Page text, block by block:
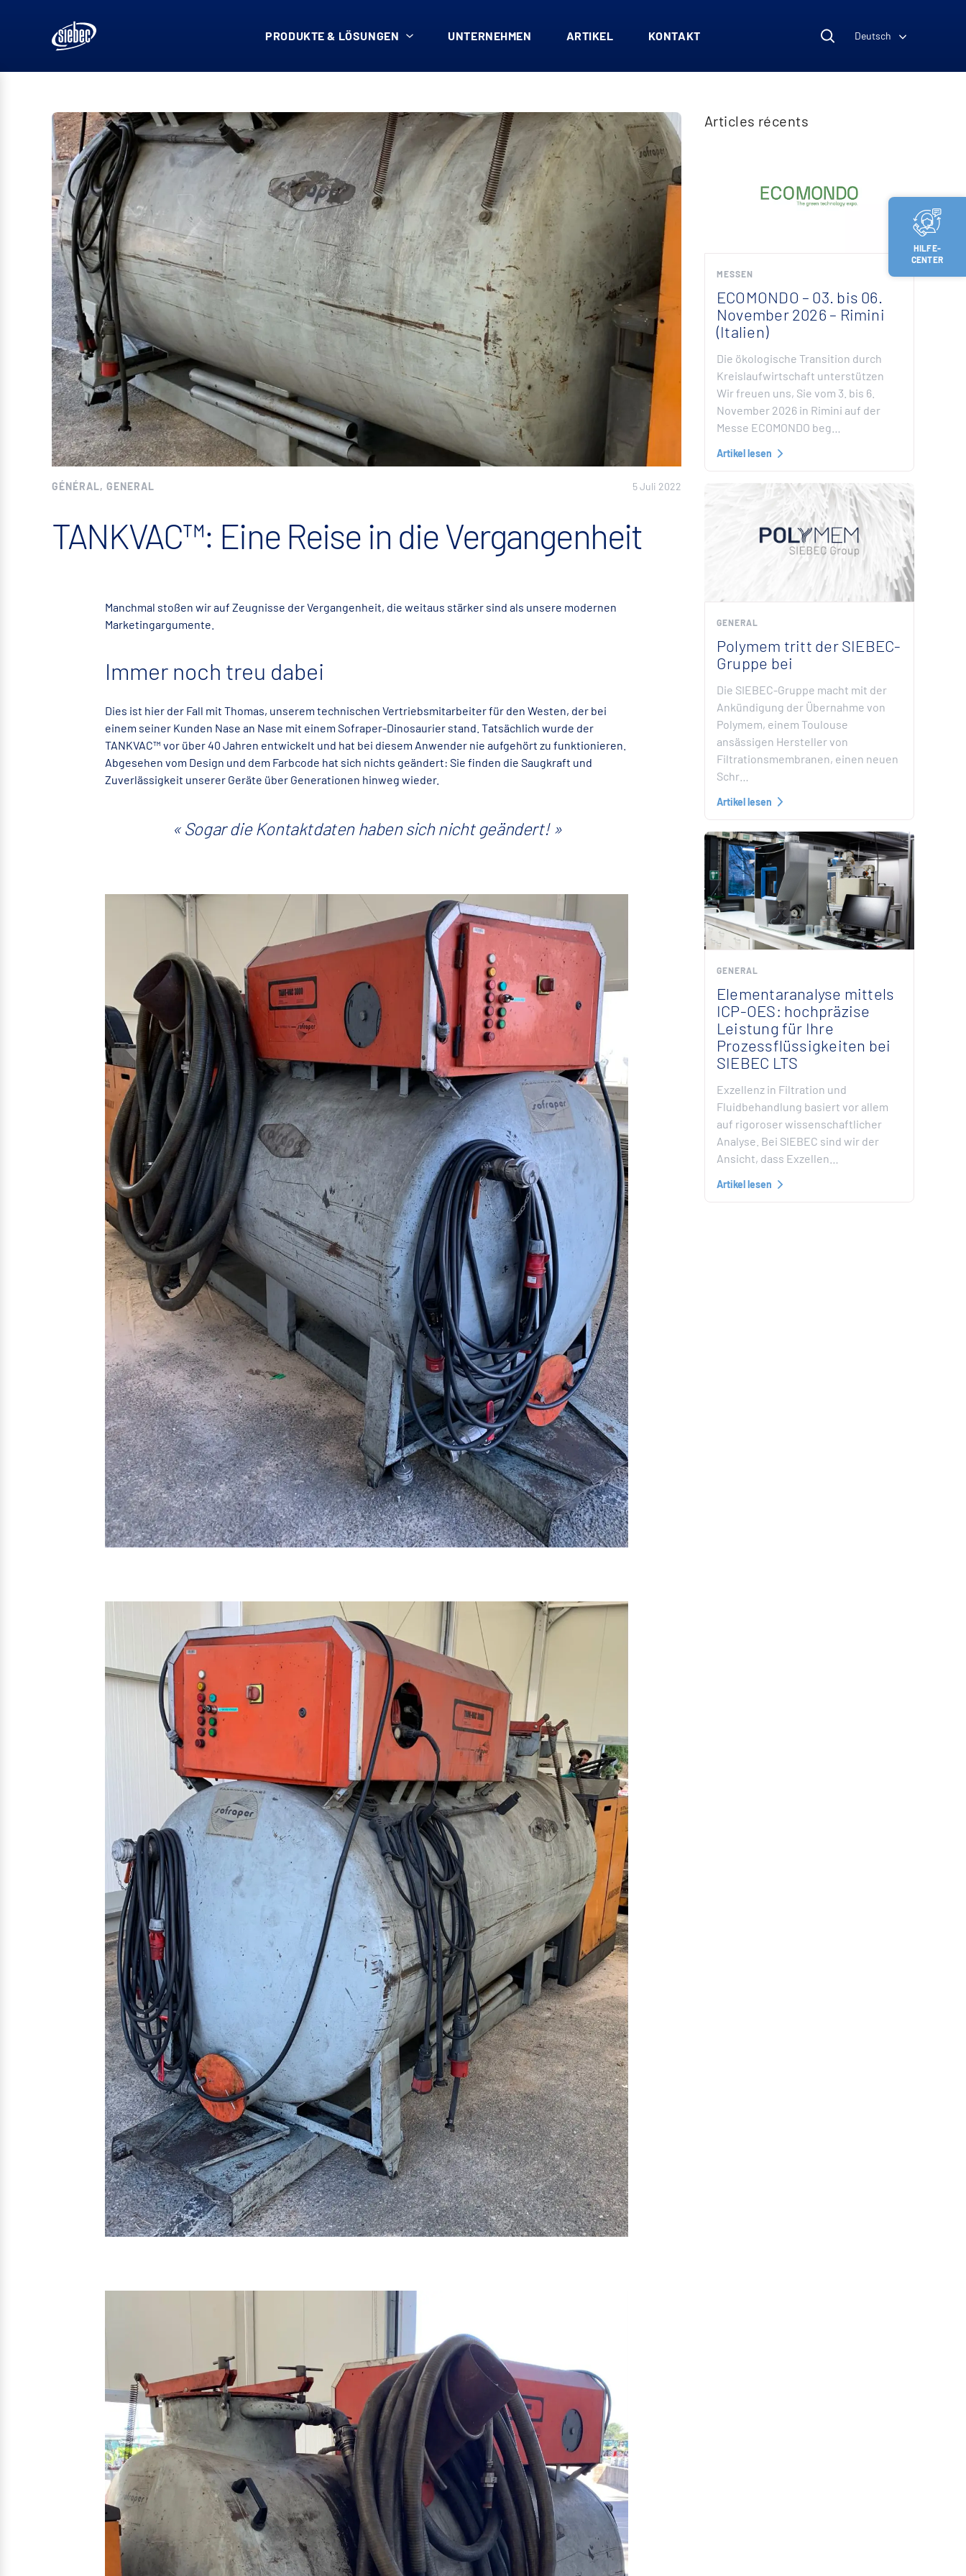
HILFE-
CENTER
PRODUKTE & LÖSUNGEN UNTERNEHMEN ARTIKEL KONTAKT Deutsch
GÉNÉRAL, GENERAL 5 Juli 2022
TANKVAC™: Eine Reise in die Vergangenheit
Manchmal stoßen wir auf Zeugnisse der Vergangenheit, die weitaus stärker sind als unsere modernen
Marketingargumente.
Immer noch treu dabei
Dies ist hier der Fall mit Thomas, unserem technischen Vertriebsmitarbeiter für den Westen, der bei
einem seiner Kunden Nase an Nase mit einem Sofraper-Dinosaurier stand. Tatsächlich wurde der
TANKVAC™ vor über 40 Jahren entwickelt und hat bei diesem Anwender nie aufgehört zu funktionieren.
Abgesehen vom Design und dem Farbcode hat sich nichts geändert: Sie finden die Saugkraft und
Zuverlässigkeit unserer Geräte über Generationen hinweg wieder.
Sogar die Kontaktdaten haben sich nicht geändert!
Articles récents
MESSEN
ECOMONDO – 03. bis 06.
November 2026 – Rimini
(Italien)
Die ökologische Transition durch
Kreislaufwirtschaft unterstützen
Wir freuen uns, Sie vom 3. bis 6.
November 2026 in Rimini auf der
Messe ECOMONDO beg…
Artikel lesen
GENERAL
Polymem tritt der SIEBEC-
Gruppe bei
Die SIEBEC-Gruppe macht mit der
Ankündigung der Übernahme von
Polymem, einem Toulouse
ansässigen Hersteller von
Filtrationsmembranen, einen neuen
Schr…
Artikel lesen
GENERAL
Elementaranalyse mittels
ICP-OES: hochpräzise
Leistung für Ihre
Prozessflüssigkeiten bei
SIEBEC LTS
Exzellenz in Filtration und
Fluidbehandlung basiert vor allem
auf rigoroser wissenschaftlicher
Analyse. Bei SIEBEC sind wir der
Ansicht, dass Exzellen…
Artikel lesen